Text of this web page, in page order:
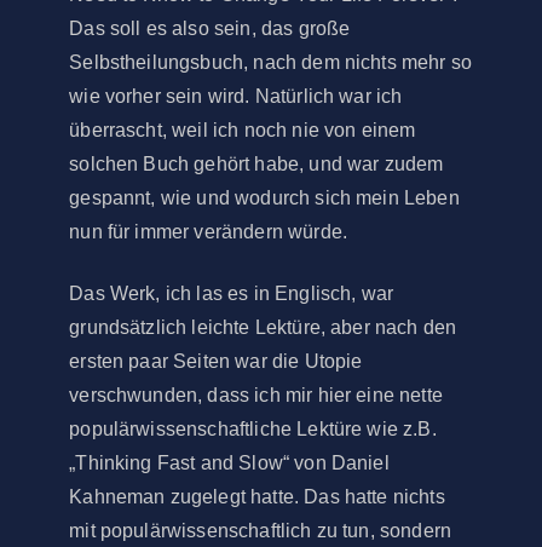
Das soll es also sein, das große
Selbstheilungsbuch, nach dem nichts mehr so
wie vorher sein wird. Natürlich war ich
überrascht, weil ich noch nie von einem
solchen Buch gehört habe, und war zudem
gespannt, wie und wodurch sich mein Leben
nun für immer verändern würde.
Das Werk, ich las es in Englisch, war
grundsätzlich leichte Lektüre, aber nach den
ersten paar Seiten war die Utopie
verschwunden, dass ich mir hier eine nette
populärwissenschaftliche Lektüre wie z.B.
„Thinking Fast and Slow“ von Daniel
Kahneman zugelegt hatte. Das hatte nichts
mit populärwissenschaftlich zu tun, sondern